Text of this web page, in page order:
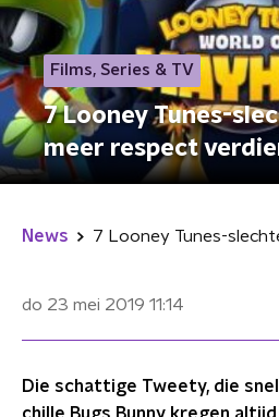
Films, Series & TV
7 Looney Tunes-
meer respect
News
do 23 mei 2019 11:14
Die schattige Tweety, die